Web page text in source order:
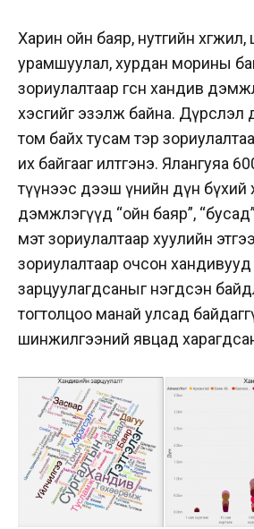
Харин ойн баяр, нутгийн хөгжил,
урамшуулал, хурдан морины
зориулалтаар өгсөн хандив
хэсгийг эзэлж байна. Дүрслэл
том байх тусам тэр
их байгааг илтгэнэ. Ялангуяа 600
түүнээс дээш үнийн дүн бүхий
дэмжлэгүүд “ойн баяр”,
мэт зориулалтаар хуулийн
зориулалтаар очсон
зарцуулагдсаныг нэгдсэн
тогтолцоо манай улсад
шинжилгээний явцад